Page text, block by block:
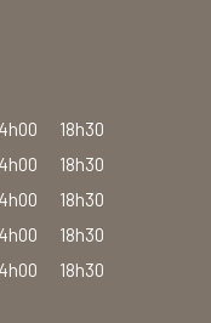
18h30
18h30
18h30
18h30
18h30